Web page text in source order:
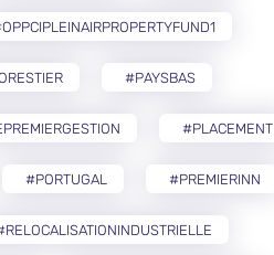
#PAYSBAS
#PLACEMENT
#PORTUGAL #PREMIERINN